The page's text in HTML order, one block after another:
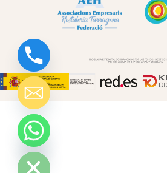
Hide
chaty